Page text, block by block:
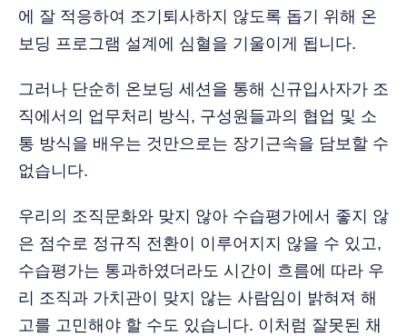
에 잘 적응하여 조기퇴사하지 않도록 돕기 위해 온
보딩 프로그램 설계에 심혈을 기울이게 됩니다.
그러나 단순히 온보딩 세션을 통해 신규입사자가 조
직에서의 업무처리 방식, 구성원들과의 협업 및 소
통 방식을 배우는 것만으로는 장기근속을 담보할 수
없습니다.
우리의 조직문화와 맞지 않아 수습평가에서 좋지 않
은 점수로 정규직 전환이 이루어지지 않을 수 있고,
수습평가는 통과하였더라도 시간이 흐름에 따라 우
리 조직과 가치관이 맞지 않는 사람임이 밝혀져 해
고를 고민해야 할 수도 있습니다. 이처럼 잘못된 채